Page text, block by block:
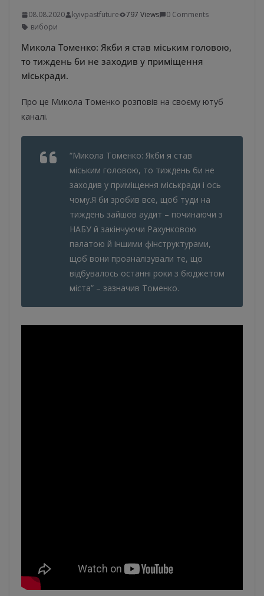
08.08.2020 kyivpastfuture 797 Views
0 Comments
вибори
Микола Томенко: Якби я став міським головою,
то тиждень би не заходив у приміщення
міськради.
Про це Микола Томенко розповів на своєму ютуб
каналі.
“Микола Томенко: Якби я став
міським головою, то тиждень би не
заходив у приміщення міськради і ось
чому.Я би зробив все, щоб туди на
тиждень зайшов аудит – починаючи з
НАБУ й закінчуючи Рахунковою
палатою й іншими фінструктурами,
щоб вони проаналізували те, що
відбувалось останні роки з бюджетом
міста” – зазначив Томенко.